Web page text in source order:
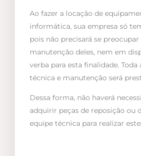
Ao fazer a locação de
informática, sua empresa só
pois não precisará se preocupar
manutenção deles, nem em
verba para esta finalidade. Toda
técnica e manutenção será
Dessa forma, não haverá
adquirir peças de reposição ou
equipe técnica para realizar